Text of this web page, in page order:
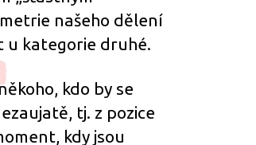
našeho dělení
u kategorie druhé.
kdo by se
tj. z pozice
kdy jsou